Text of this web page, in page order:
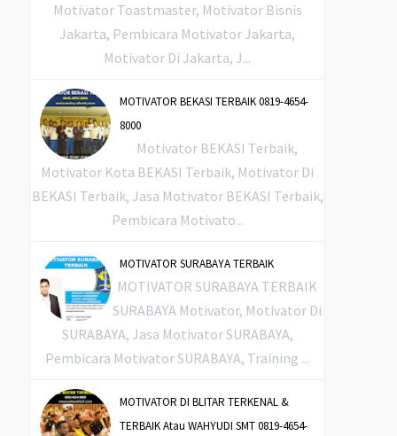
Motivator Toastmaster, Motivator Bisnis
Jakarta, Pembicara Motivator Jakarta,
Motivator Di Jakarta, J...
MOTIVATOR BEKASI TERBAIK 0819-4654-
8000
Motivator BEKASI Terbaik,
Motivator Kota BEKASI Terbaik, Motivator Di
BEKASI Terbaik, Jasa Motivator BEKASI Terbaik,
Pembicara Motivato...
MOTIVATOR SURABAYA TERBAIK
MOTIVATOR SURABAYA TERBAIK
SURABAYA Motivator, Motivator Di
SURABAYA, Jasa Motivator SURABAYA,
Pembicara Motivator SURABAYA, Training ...
MOTIVATOR DI BLITAR TERKENAL &
TERBAIK Atau WAHYUDI SMT 0819-4654-